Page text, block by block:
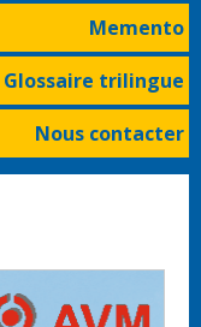
Memento
Glossaire trilingue
Nous contacter